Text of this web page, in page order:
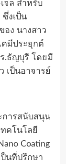
จล สำหรับ
งเป็น
อง นางสาว
คมีประยุกต์
.ธัญบุรี โดยมี
เป็นอาจารย์
การสนับสนุน
คโนโลยี
Coating
ป็นที่ปรึกษา